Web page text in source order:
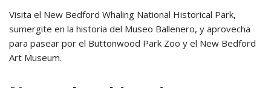
Visita el New Bedford Whaling National Historical Park,
sumergite en la historia del Museo Ballenero, y aprovecha
para pasear por el Buttonwood Park Zoo y el New Bedford
Art Museum.